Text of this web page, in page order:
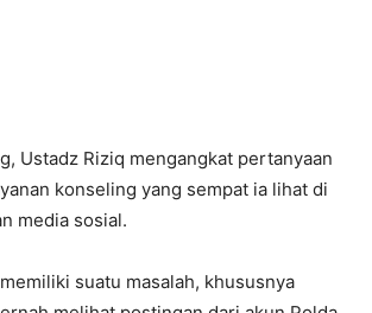
Ustadz Riziq mengangkat pertanyaan
konseling yang sempat ia lihat di
media sosial.
suatu masalah, khususnya